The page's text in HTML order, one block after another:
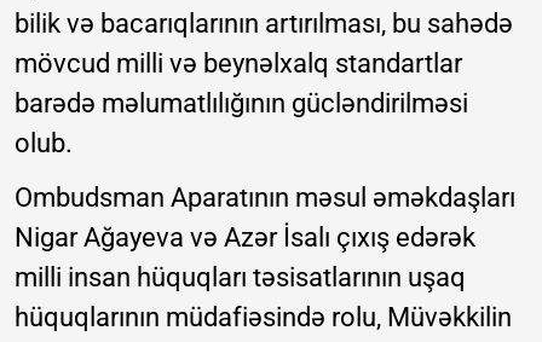
bilik və bacarıqlarının artırılması, bu sahədə
mövcud milli və beynəlxalq standartlar
barədə məlumatlılığının gücləndirilməsi
olub.
Ombudsman Aparatının məsul əməkdaşları
Nigar Ağayeva və Azər İsalı çıxış edərək
milli insan hüquqları təsisatlarının uşaq
hüquqlarının müdafiəsində rolu, Müvəkkilin